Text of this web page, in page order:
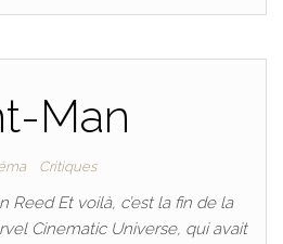
Man
Critiques
Reed Et voilà, c’est la fin de la
Cinematic Universe, qui avait